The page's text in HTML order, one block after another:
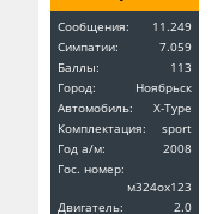
Сообщения:
11.249
Симпатии:
7.059
Баллы:
113
Город:
Ноябрьск
Автомобиль:
X-Type
Комплектация:
sport
Год a/м:
2008
Гос. номер:
м324ох123
Двигатель:
2.0